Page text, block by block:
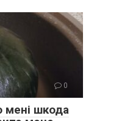
0
мені шкода